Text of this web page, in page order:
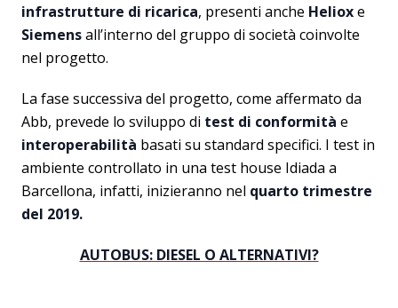
infrastrutture di ricarica, presenti anche Helioxe
Siemensall’interno del gruppo di società coinvolte
nel progetto.
La fase successiva del progetto, come affermato da
Abb, prevede lo sviluppo di test di conformità e
interoperabilità basati su standard specifici. I test in
ambiente controllato in una test house Idiada a
Barcellona, ​​infatti, inizieranno nel quarto trimestre
del 2019.
AUTOBUS: DIESEL O ALTERNATIVI?